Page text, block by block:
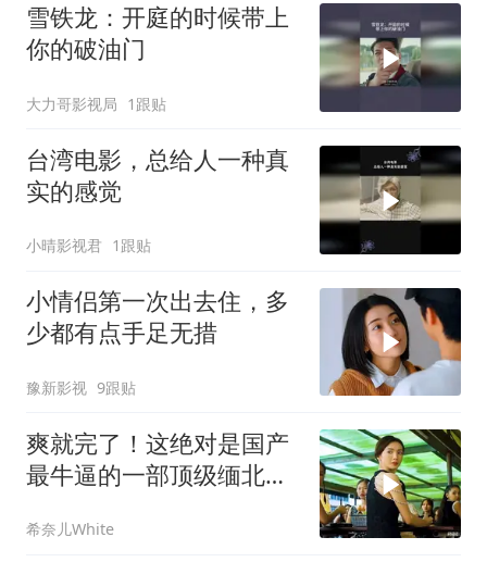
雪铁龙：开庭的时候带上
你的破油门
大力哥影视局 1跟贴
台湾电影，总给人一种真
实的感觉
小晴影视君 1跟贴
小情侣第一次出去住，多
少都有点手足无措
豫新影视 9跟贴
爽就完了！这绝对是国产
最牛逼的一部顶级缅北犯
希奈儿White